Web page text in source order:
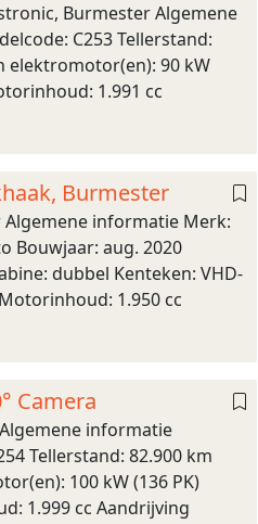
Burmester Algemene
C253 Tellerstand:
elektromotor(en): 90 kW
1.991 cc
Burmester
Algemene informatie Merk:
Bouwjaar: aug. 2020
dubbel Kenteken: VHD-
1.950 cc
Camera
Algemene informatie
Tellerstand: 82.900 km
100 kW (136 PK)
1.999 cc Aandrijving